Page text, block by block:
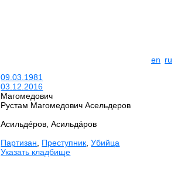
en ru
09.03.1981
03.12.2016
Магомедович
Рустам Магомедович Асельдеров
Асильдéров, Асильдáров
Партизан Преступник ,Убийца
Указать кладбище